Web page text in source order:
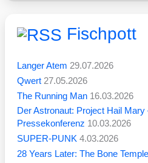
Fischpott
Langer Atem 29.07.2026
Qwert 27.05.2026
The Running Man 16.03.2026
Der Astronaut: Project Hail Mary
Pressekonferenz 10.03.2026
SUPER-PUNK 4.03.2026
28 Years Later: The Bone Temple